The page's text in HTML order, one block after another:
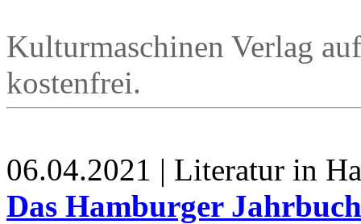
Kulturmaschinen Verlag
kostenfrei.
06.04.2021 | Literatur in
Das Hamburger